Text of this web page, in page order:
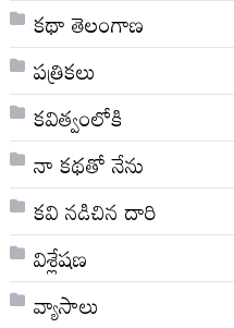
కథా తెలంగాణ
పత్రికలు
కవిత్వంలోకి
నా క‌థ‌తో నేను
కవి నడిచిన దారి
విశ్లేషణ
వ్యాసాలు